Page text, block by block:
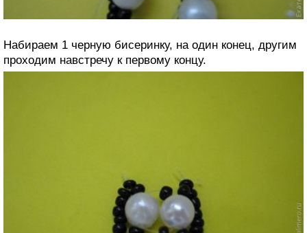
Набираем 1 черную бисеринку, на один конец, другим
проходим навстречу к первому концу.